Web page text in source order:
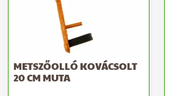
METSZŐOLLÓ KOVÁCSOLT
20 CM MUTA